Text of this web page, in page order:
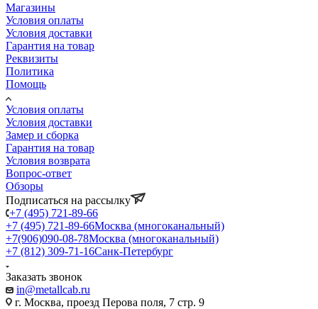
Магазины
Условия оплаты
Условия доставки
Гарантия на товар
Реквизиты
Политика
Помощь
Условия оплаты
Условия доставки
Замер и сборка
Гарантия на товар
Условия возврата
Вопрос-ответ
Обзоры
Подписаться на рассылку
+7 (495) 721-89-66
+7 (495) 721-89-66Москва (многоканальный)
+7(906)090-08-78Москва (многоканальный)
+7 (812) 309-71-16Санк-Петербург
Заказать звонок
in@metallcab.ru
г. Москва, проезд Перова поля, 7 стр. 9